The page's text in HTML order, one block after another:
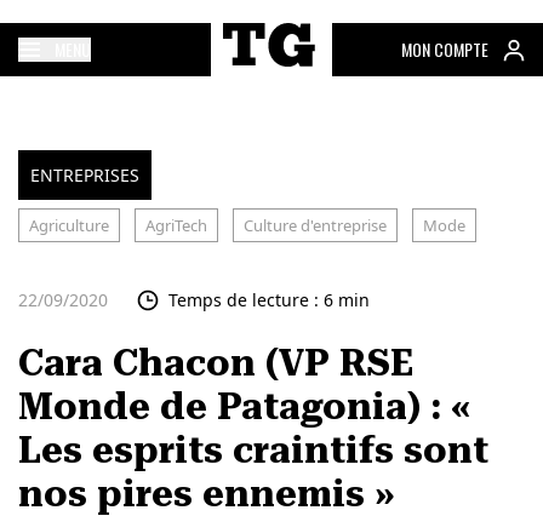
MON COMPTE
ENTREPRISES
Agriculture AgriTech Culture d'entreprise Mode
22/09/2020 Temps de lecture : 6 min
Cara Chacon (VP RSE
Monde de Patagonia) : «
Les esprits craintifs sont
nos pires ennemis »